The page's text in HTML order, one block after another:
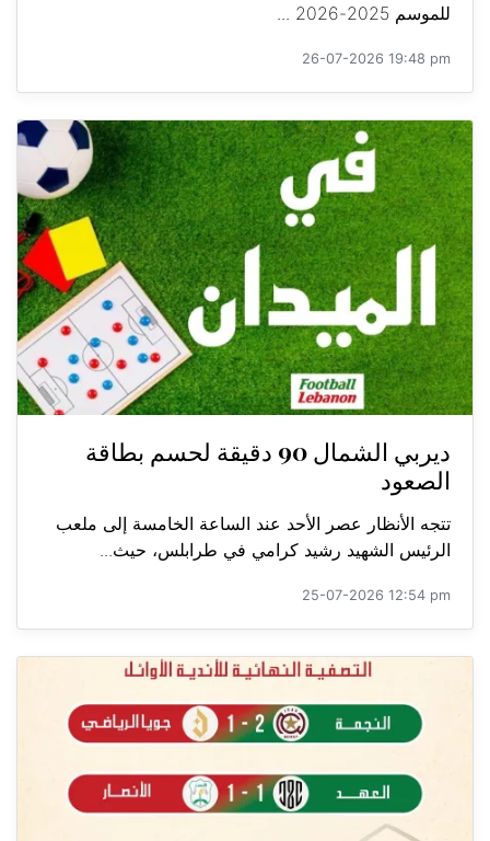
للموسم 2025-2026 ...
26-07-2026 19:48 pm
ديربي الشمال 90 دقيقة لحسم بطاقة
الصعود
تتجه الأنظار عصر الأحد عند الساعة الخامسة إلى ملعب
الرئيس الشهيد رشيد كرامي في طرابلس، حيث...
25-07-2026 12:54 pm